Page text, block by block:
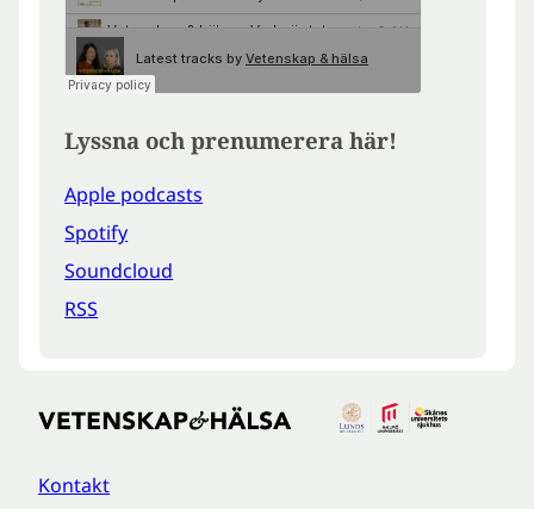
Lyssna och prenumerera här!
Apple podcasts
Spotify
Soundcloud
RSS
Kontakt